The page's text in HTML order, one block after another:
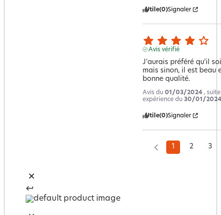
Utile(0)Signaler
Avis vérifié
J'aurais préféré qu'il
mais sinon, il est beau
bonne qualité.
Avis du 01/03/2024 ,
expérience du 30/01/2024
Utile(0)Signaler
1 2 3